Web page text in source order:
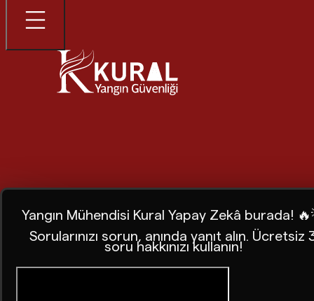
Yangın Mühendisi Kural Yapay Zekâ burada!
Sorularınızı sorun, anında yanıt alın. Ücretsiz
soru hakkınızı kullanın!